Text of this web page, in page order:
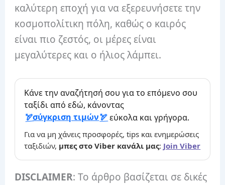
καλύτερη εποχή για να εξερευνήσετε την
κοσμοπολίτικη πόλη, καθώς ο καιρός
είναι πιο ζεστός, οι μέρες είναι
μεγαλύτερες και ο ήλιος λάμπει.
Κάνε την αναζήτησή σου για το επόμενο σου
ταξίδι από εδώ, κάνοντας
σύγκριση τιμών
εύκολα και γρήγορα.
Για να μη χάνεις προσφορές, tips και ενημερώσεις
ταξιδιών, μπες στο Viber κανάλι μας: Join Viber
DISCLAIMER: Το άρθρο βασίζεται σε δικές